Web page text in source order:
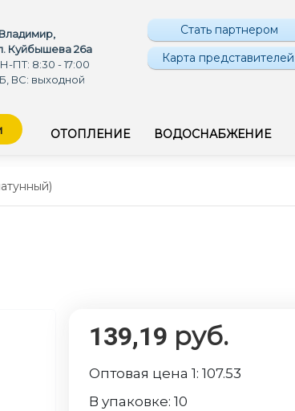
Куйбышева 26а
ПТ: 8:30 - 17:00
ВС: выходной
Стать партнером
Карта представителей
ОТОПЛЕНИЕ ВОДОСНАБЖЕНИЕ
139,19 руб.
Оптовая цена 1: 107.53
В упаковке: 10